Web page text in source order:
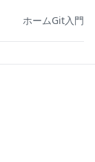
ホームGit入門